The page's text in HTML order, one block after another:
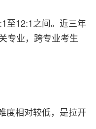
至12:1之间。近三年
专业，跨专业考生
度相对较低，是拉开